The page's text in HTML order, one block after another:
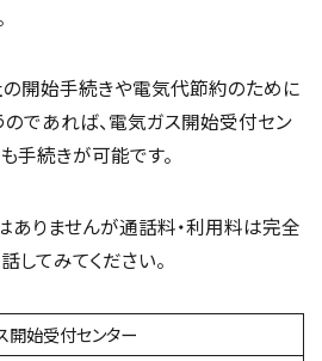
開始手続きや電気代節約のために
であれば、電気ガス開始受付セン
も手続きが可能です。
りませんが通話料・利用料は完全
してみてください。
開始受付センター